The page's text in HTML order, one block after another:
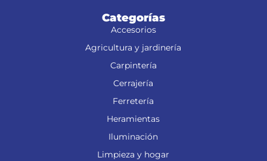
Categorías
Accesorios
Agricultura y jardinería
Carpintería
Cerrajería
Ferretería
Heramientas
Iluminación
Limpieza y hogar